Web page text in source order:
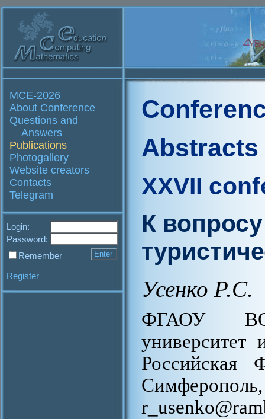
MCE-2026
About Conference
Questions and
Answers
Publications
Photogallery
Website creators
Contacts
Telegram
Login:
Password:
Remember
Register
Abstracts
XXVII
К
Усенко Р.С.
ФГАОУ ВО
университет
Российская